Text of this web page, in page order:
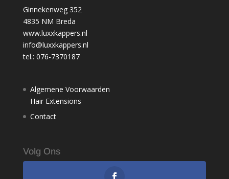
Ginnekenweg 352
4835 NM Breda
www.luxxkappers.nl
info@luxxkappers.nl
tel.: 076-7370187
Algemene Voorwaarden
Hair Extensions
Contact
Volg Ons